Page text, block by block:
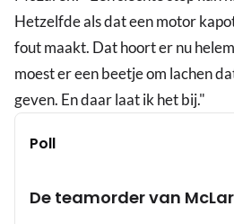
Hetzelfde als dat een motor
fout maakt. Dat hoort er nu
moest er een beetje om lachen
geven. En daar laat ik het bij."
Poll
De teamorder van